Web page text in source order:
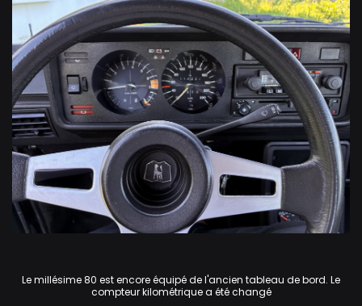
Le millésime 80 est encore équipé de l'ancien tableau de bord. Le
compteur kilométrique a été changé